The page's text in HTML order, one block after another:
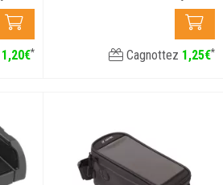
1,20€* Cagnottez 1,25€*